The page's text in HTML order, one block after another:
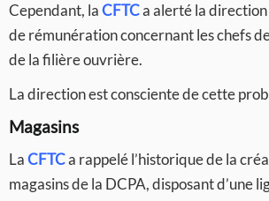
Cependant, laCFTCa alerté la
de rémunération concernant les chefs
de la filière ouvrière.
La direction est consciente de cette
Magasins
LaCFTCa rappelé l’historique de la
magasins de la DCPA, disposant d’une